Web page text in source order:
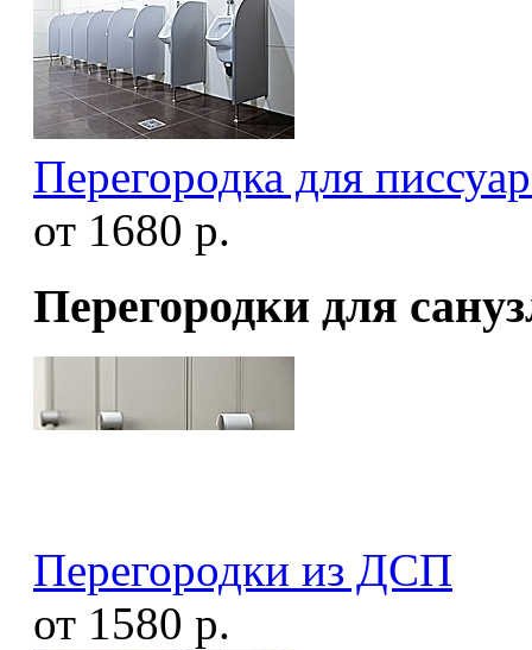
Перегородка для
от 1680 р.
Перегородки для
Перегородки из ДСП
от 1580 р.